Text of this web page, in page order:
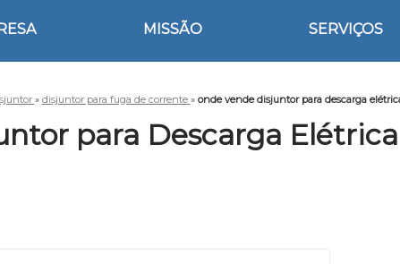
MISSÃO SERVIÇOS
» disjuntor para fuga de corrente » onde vende disjuntor para descarga
para Descarga